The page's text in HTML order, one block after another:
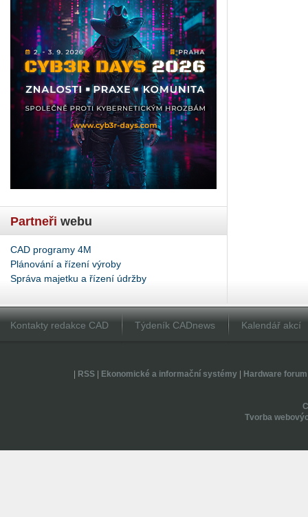
Partneři webu
CAD programy 4M
Plánování a řízení výroby
Správa majetku a řízení údržby
Kontakty redakce CAD Týdeník CADnews Kalendář akcí
RSS| Ekonomické a informační systémy| Hardware forum
Tvorba